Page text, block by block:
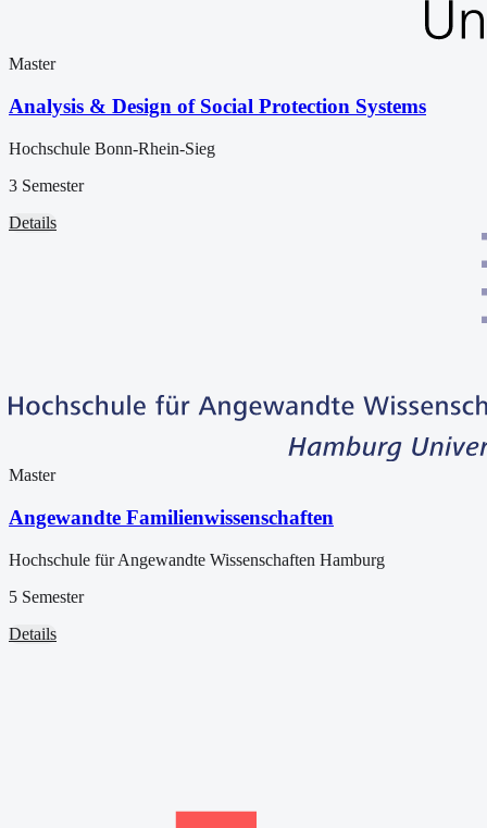
Master
Analysis & Design of Social Protection Systems
Hochschule Bonn-Rhein-Sieg
3 Semester
Details
Master
Angewandte Familienwissenschaften
Hochschule für Angewandte Wissenschaften Hamburg
5 Semester
Details